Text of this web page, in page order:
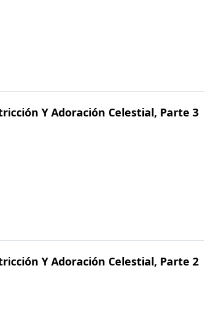
Y Adoración Celestial, Parte 3
Y Adoración Celestial, Parte 2